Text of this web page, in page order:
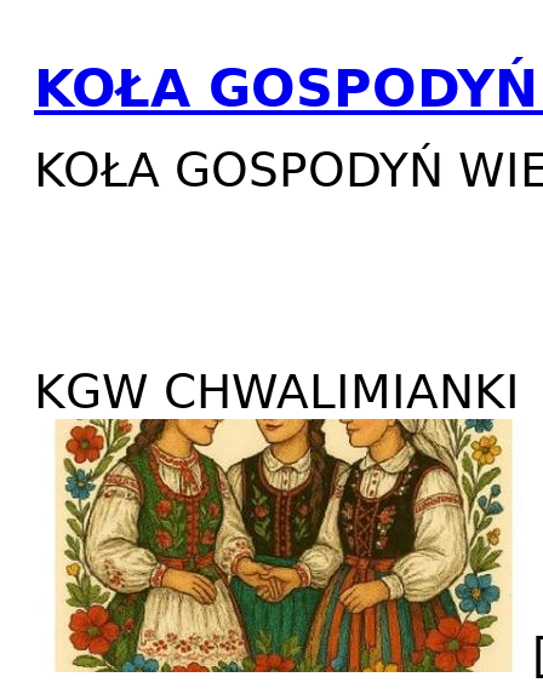
KOŁA
KOŁA GOSPODYŃ
KGW CHWALIMIANKI